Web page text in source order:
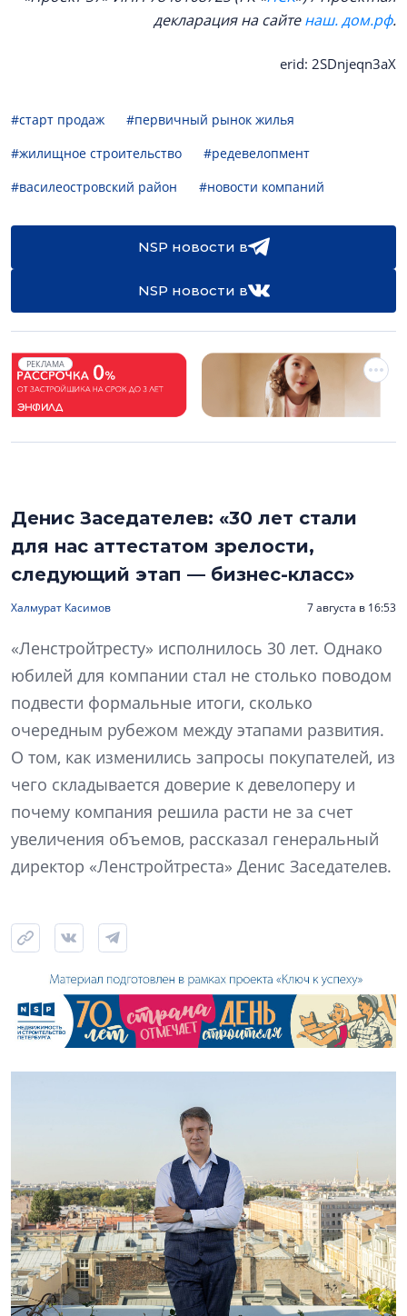
декларация на сайтенаш. дом.рф.
erid: 2SDnjeqn3aX
#старт продаж
#первичный рынок жилья
#жилищное строительство
#редевелопмент
#василеостровский район
#новости компаний
NSP новости в
NSP новости в
РЕКЛАМА
Денис Заседателев: «30 лет стали
для нас аттестатом зрелости,
следующий этап — бизнес-класс»
Халмурат Касимов 7 августа в 16:53
«Ленстройтресту» исполнилось 30 лет. Однако
юбилей для компании стал не столько поводом
подвести формальные итоги, сколько
очередным рубежом между этапами развития.
О том, как изменились запросы покупателей, из
чего складывается доверие к девелоперу и
почему компания решила расти не за счет
увеличения объемов, рассказал генеральный
директор «Ленстройтреста» Денис Заседателев.